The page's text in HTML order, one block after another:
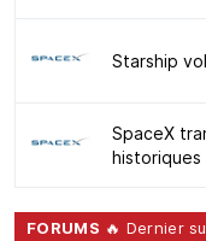
Starship
SpaceX
historiques
FORUMS 🔥 Dernier